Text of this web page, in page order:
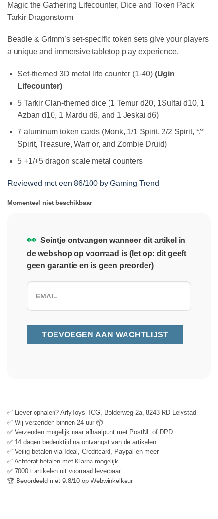
Magic the Gathering Lifecounter, Dice and Token Pack
Tarkir Dragonstorm
Beadle & Grimm’s set-specific token sets give your players
a unique and immersive tabletop play experience.
Set-themed 3D metal life counter (1-40) (Ugin
Lifecounter)
5 Tarkir Clan-themed dice (1 Temur d20, 1Sultai d10, 1
Azban d10, 1 Mardu d6, and 1 Jeskai d6)
7 aluminum token cards (Monk, 1/1 Spirit, 2/2 Spirit, */*
Spirit, Treasure, Warrior, and Zombie Druid)
5 +1/+5 dragon scale metal counters
Reviewed met een 86/100 by Gaming Trend
Momenteel niet beschikbaar
👀 Seintje ontvangen wanneer dit artikel in
de webshop op voorraad is (let op: dit geeft
geen garantie en is geen preorder)
✅ Liever ophalen? ArlyToys TCG, Bolderweg 2a, 8243 RD Lelystad
✅ Wij verzenden binnen 24 uur 📦
✅ Verzenden mogelijk naar afhaalpunt met PostNL of DPD
✅ 14 dagen bedenktijd na ontvangst van de artikelen
✅ Veilig betalen via Ideal, Creditcard, Paypal en meer
✅ Achteraf betalen met Klarna mogelijk
✅ 7000+ artikelen uit voorraad leverbaar
🏆 Beoordeeld met 9.8/10 op Webwinkelkeur